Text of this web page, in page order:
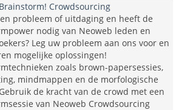
Crowdsourcing
probleem of uitdaging en heeft de
nodig van Neoweb leden en
Leg uw probleem aan ons voor en
mogelijke oplossingen!
zoals brown-papersessies,
mindmappen en de morfologische
de kracht van de crowd met een
van Neoweb Crowdsourcing